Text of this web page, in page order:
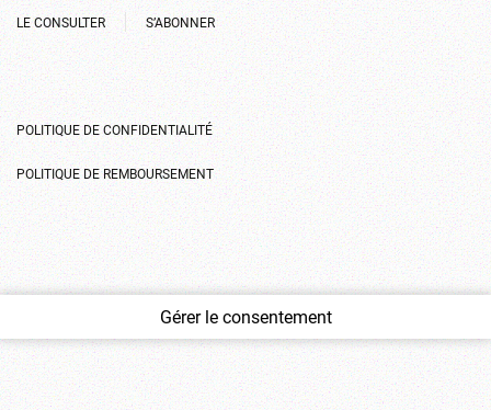
LE CONSULTER S’ABONNER
POLITIQUE DE CONFIDENTIALITÉ
POLITIQUE DE REMBOURSEMENT
Gérer le consentement